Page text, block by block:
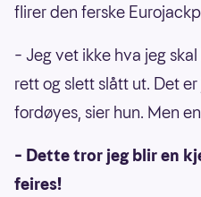
flirer den ferske
– Jeg vet ikke hva jeg
rett og slett slått ut. Det
fordøyes, sier hun. Men
– Dette tror jeg blir en
feires!